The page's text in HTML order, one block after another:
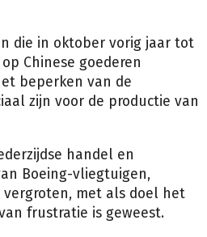
die in oktober vorig jaar tot
Chinese goederen
beperken van de
zijn voor de productie van
handel en
Boeing-vliegtuigen,
met als doel het
frustratie is geweest.